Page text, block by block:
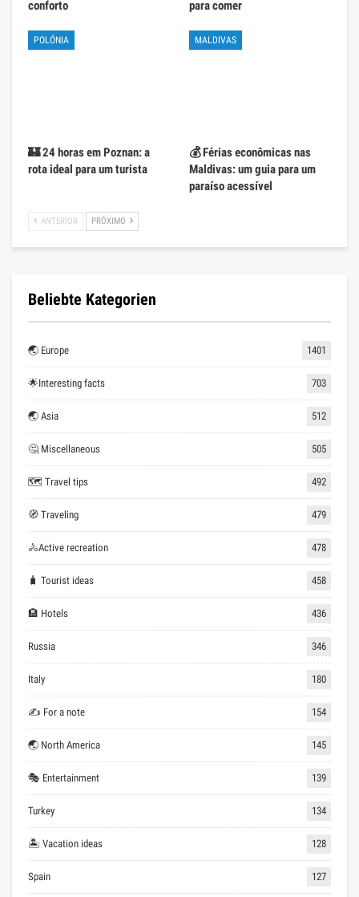
conforto para comer
POLÓNIA
🏰 24 horas em Poznan: a
rota ideal para um turista
MALDIVAS
💰 Férias econômicas nas
Maldivas: um guia para um
paraíso acessível
ANTERIOR PRÓXIMO
Beliebte Kategorien
🌏 Europe 1401
🌟Interesting facts 703
🌏 Asia 512
🤔 Miscellaneous 505
🗺 Travel tips 492
🧭 Traveling 479
🚴Active recreation 478
🧳 Tourist ideas 458
🏨 Hotels 436
Russia 346
Italy 180
✍ For a note 154
🌏 North America 145
🎭 Entertainment 139
Turkey 134
🏝 Vacation ideas 128
Spain 127